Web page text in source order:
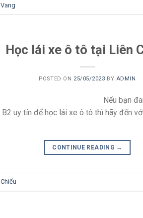
Học lái xe ô tô tại Liên
POSTED ON 25/05/2023 BY ADMIN
Nếu bạn
uy tín để học lái xe ô tô thì hãy đến
CONTINUE READING →